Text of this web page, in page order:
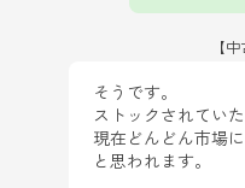
【
そうです。
ストックされてい
現在どんどん市場
と思われます。